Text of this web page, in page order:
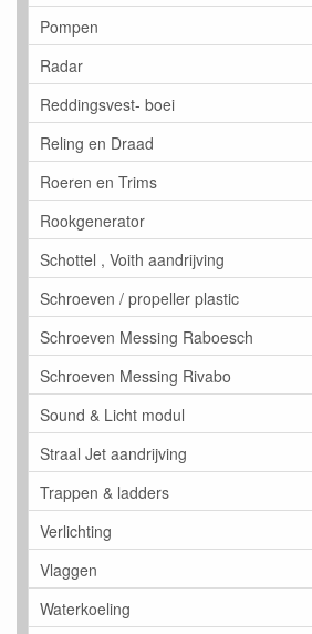
Pompen
Radar
Reddingsvest- boei
Reling en Draad
Roeren en Trims
Rookgenerator
Schottel , Voith aandrijving
Schroeven / propeller plastic
Schroeven Messing Raboesch
Schroeven Messing Rivabo
Sound & Licht modul
Straal Jet aandrijving
Trappen & ladders
Verlichting
Vlaggen
Waterkoeling